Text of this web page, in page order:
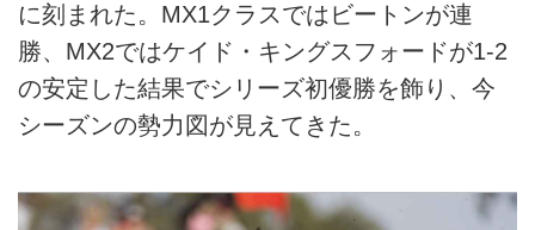
に刻まれた。MX1クラスではビートンが連
勝、MX2ではケイド・キングスフォードが1-2
の安定した結果でシリーズ初優勝を飾り、今
シーズンの勢力図が見えてきた。